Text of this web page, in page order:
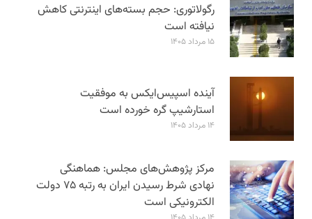
رگولاتوری: حجم بسته‌های اینترنتی کاهش
نیافته است
۱۵ مرداد ۱۴۰۵
آینده اسپیس‌ایکس به موفقیت
استارشیپ گره خورده است
۱۴ مرداد ۱۴۰۵
مرکز پژوهش‌های مجلس: هماهنگی
نهادی شرط رسیدن ایران به رتبه ۷۵ دولت
الکترونیکی است